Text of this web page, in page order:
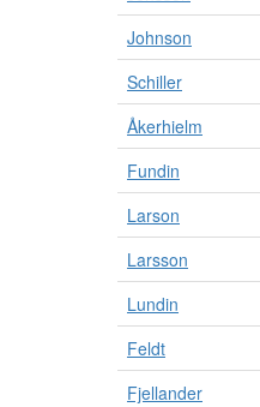
Johnson
Schiller
Åkerhielm
Fundin
Larson
Larsson
Lundin
Feldt
Fjellander